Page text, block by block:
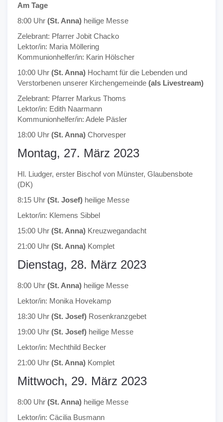
Am Tage
8:00 Uhr (St. Anna) heilige Messe
Zelebrant: Pfarrer Jobit Chacko
Lektor/in: Maria Möllering
Kommunionhelfer/in: Karin Hölscher
10:00 Uhr (St. Anna) Hochamt für die Lebenden und
Verstorbenen unserer Kirchengemeinde (als Livestream)
Zelebrant: Pfarrer Markus Thoms
Lektor/in: Edith Naarmann
Kommunionhelfer/in: Adele Päsler
18:00 Uhr (St. Anna) Chorvesper
Montag, 27. März 2023
Hl. Liudger, erster Bischof von Münster, Glaubensbote
(DK)
8:15 Uhr (St. Josef) heilige Messe
Lektor/in: Klemens Sibbel
15:00 Uhr (St. Anna) Kreuzwegandacht
21:00 Uhr (St. Anna) Komplet
Dienstag, 28. März 2023
8:00 Uhr (St. Anna) heilige Messe
Lektor/in: Monika Hovekamp
18:30 Uhr (St. Josef) Rosenkranzgebet
19:00 Uhr (St. Josef) heilige Messe
Lektor/in: Mechthild Becker
21:00 Uhr (St. Anna) Komplet
Mittwoch, 29. März 2023
8:00 Uhr (St. Anna) heilige Messe
Lektor/in: Cäcilia Busmann